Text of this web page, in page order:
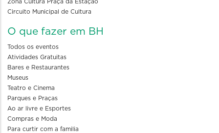
Zona Cultura Praça da Estação
Circuito Municipal de Cultura
O que fazer em BH
Todos os eventos
Atividades Gratuitas
Bares e Restaurantes
Museus
Teatro e Cinema
Parques e Praças
Ao ar livre e Esportes
Compras e Moda
Para curtir com a familia